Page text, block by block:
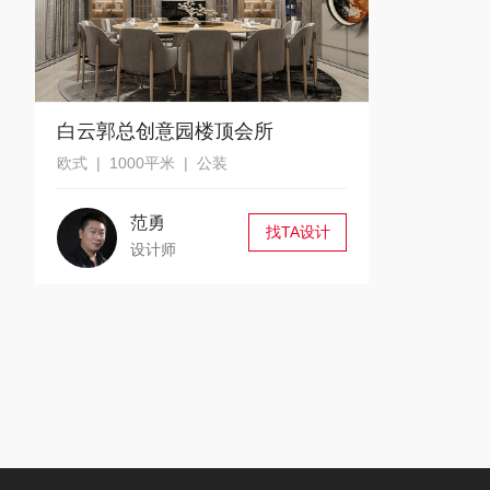
白云郭总创意园楼顶会所
欧式 | 1000平米 | 公装
范勇
设计师
找TA设计